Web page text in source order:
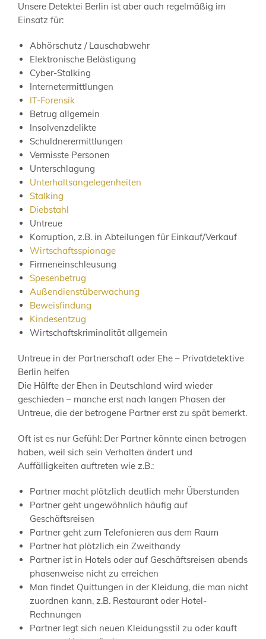
Unsere Detektei Berlin ist aber auch regelmäßig im
Einsatz für:
Abhörschutz / Lauschabwehr
Elektronische Belästigung
Cyber-Stalking
Internetermittlungen
IT-Forensik
Betrug allgemein
Insolvenzdelikte
Schuldnerermittlungen
Vermisste Personen
Unterschlagung
Unterhaltsangelegenheiten
Stalking
Diebstahl
Untreue
Korruption, z.B. in Abteilungen für Einkauf/Verkauf
Wirtschaftsspionage
Firmeneinschleusung
Spesenbetrug
Außendienstüberwachung
Beweisfindung
Kindesentzug
Wirtschaftskriminalität allgemein
Untreue in der Partnerschaft oder Ehe – Privatdetektive
Berlin helfen
Die Hälfte der Ehen in Deutschland wird wieder
geschieden – manche erst nach langen Phasen der
Untreue, die der betrogene Partner erst zu spät bemerkt.
Oft ist es nur Gefühl: Der Partner könnte einen betrogen
haben, weil sich sein Verhalten ändert und
Auffälligkeiten auftreten wie z.B.:
Partner macht plötzlich deutlich mehr Überstunden
Partner geht ungewöhnlich häufig auf
Geschäftsreisen
Partner geht zum Telefonieren aus dem Raum
Partner hat plötzlich ein Zweithandy
Partner ist in Hotels oder auf Geschäftsreisen abends
phasenweise nicht zu erreichen
Man findet Quittungen in der Kleidung, die man nicht
zuordnen kann, z.B. Restaurant oder Hotel-
Rechnungen
Partner legt sich neuen Kleidungsstil zu oder kauft